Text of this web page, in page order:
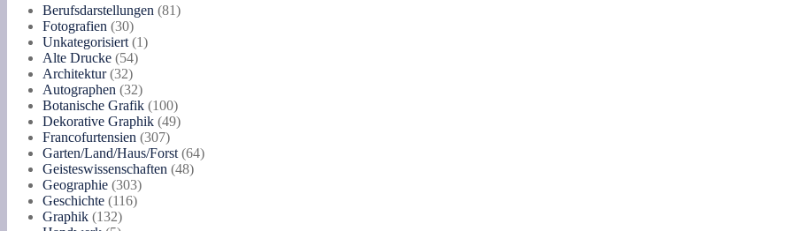
Berufsdarstellungen 8181
Fotografien 3030
Produkte
Unkategorisiert 11
Alte Drucke 5454
Architektur 3232
Produkte
Autographen 3232
Produkte
Botanische Grafik 100100
Produkte
Dekorative Graphik 4949
Francofurtensien 307307
Produkte
Garten/Land/Haus/Forst 6464
Geisteswissenschaften 4848
Geographie 303303
Produkte
Geschichte 116116
Graphik 132132